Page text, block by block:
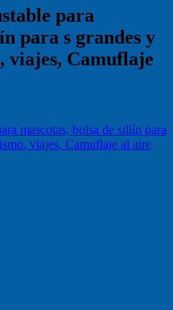
para
para s grandes y
viajes, Camuflaje
mascotas, bolsa de sillín para
viajes, Camuflaje al aire